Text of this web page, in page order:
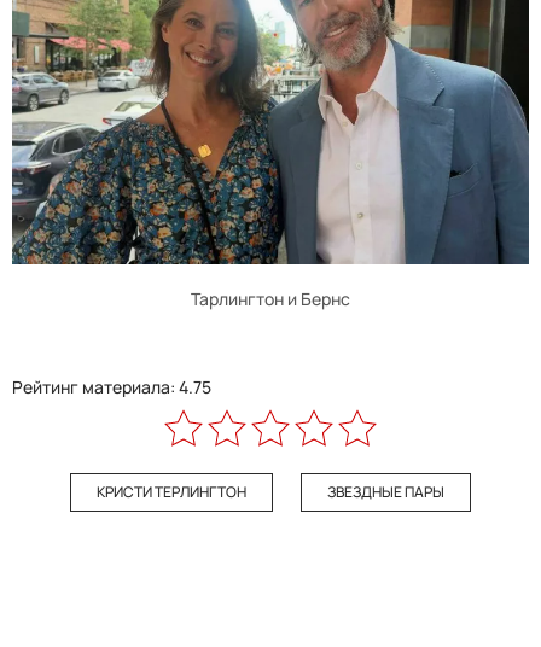
Тарлингтон и Бернс
Рейтинг материала: 4.75
КРИСТИ ТЕРЛИНГТОН ЗВЕЗДНЫЕ ПАРЫ